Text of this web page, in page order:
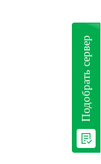
Подобрать сервер